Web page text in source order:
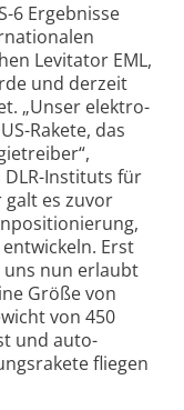
6 Ergebnisse
Levi­tator EML,
und derzeit
„Unser elektro­
Rakete, das
DLR-Instituts für
galt es zuvor
Erst
uns nun erlaubt
Größe von
von 450
und auto­
fliegen